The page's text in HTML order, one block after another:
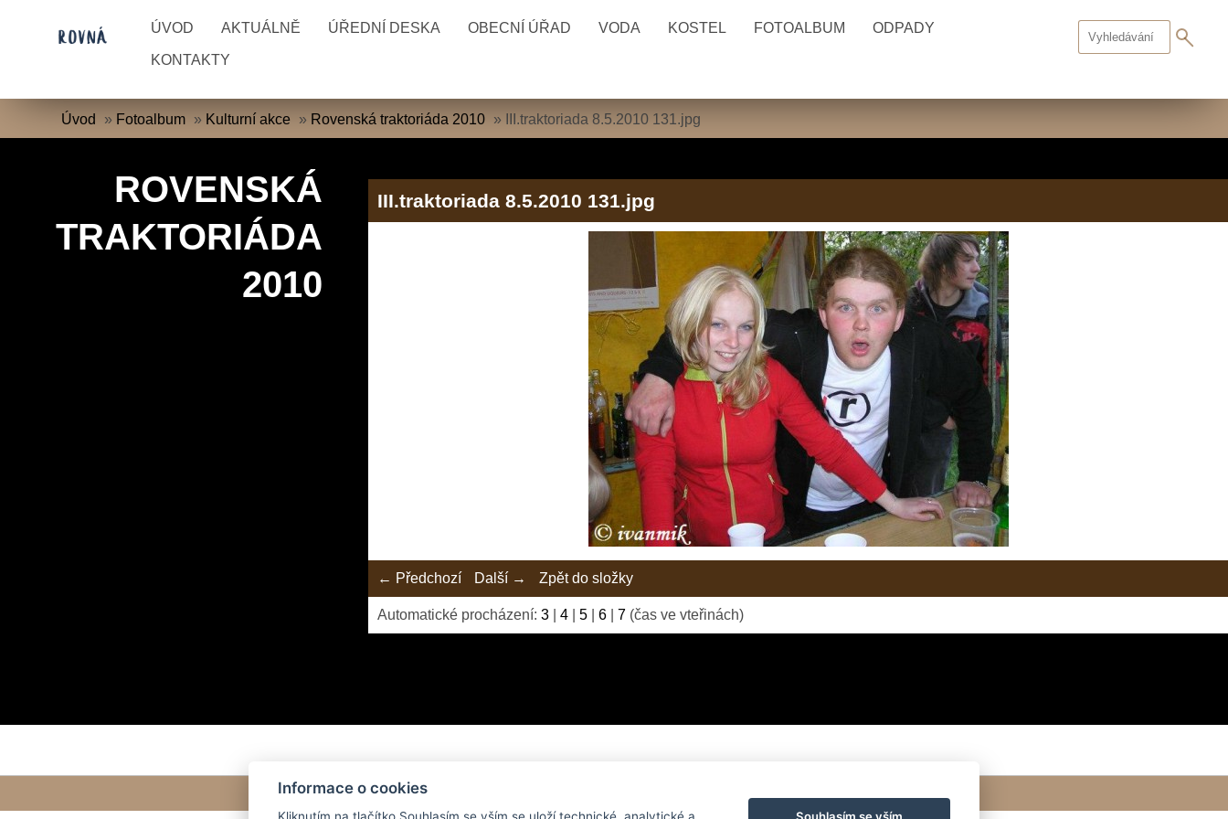
ÚVOD AKTUÁLNĚ ÚŘEDNÍ DESKA OBECNÍ ÚŘAD VODA KOSTEL FOTOALBUM ODPADY
KONTAKTY
Úvod » Fotoalbum » Kulturní akce » Rovenská traktoriáda 2010 » III.traktoriada 8.5.2010 131.jpg
ROVENSKÁ
TRAKTORIÁDA
2010
III.traktoriada 8.5.2010 131.jpg
← Předchozí Další → Zpět do složky
Automatické procházení:3 |4 |5 |6 |7 (čas ve vteřinách)
Informace o cookies